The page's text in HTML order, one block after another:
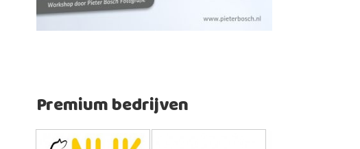
Premium bedrijven